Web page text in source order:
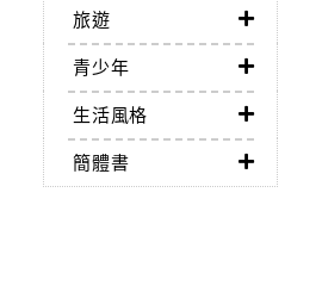
旅遊
青少年
生活風格
簡體書